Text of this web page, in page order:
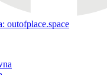
outofplace.space